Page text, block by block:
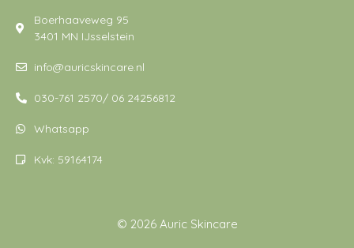
Boerhaaveweg 95
3401 MN IJsselstein
info@auricskincare.nl
030-761 2570/ 06 24256812
Whatsapp
Kvk: 59164174
© 2026 Auric Skincare